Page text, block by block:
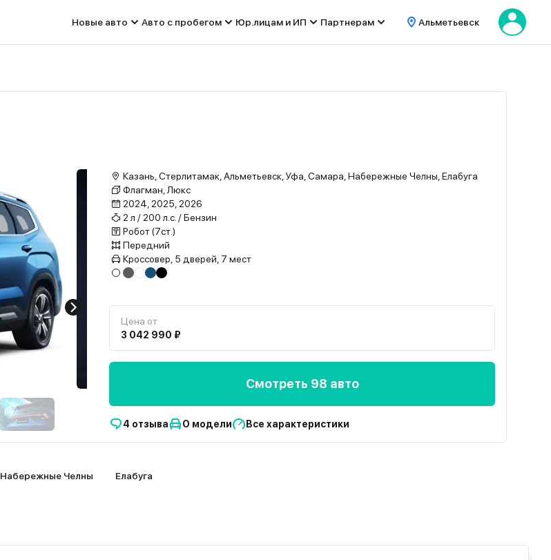
Новые авто Авто с пробегом Юр.лицам и ИП Партнерам Альметьевск
Казань, Стерлитамак, Альметьевск, Уфа, Самара, Набережные Челны, Елабуга
Флагман, Люкс
2024, 2025, 2026
2 л / 200 л.с. / Бензин
Робот (7ст.)
Передний
Кроссовер, 5 дверей, 7 мест
Цена от
3 042 990 ₽
Смотреть 98 авто
4 отзыва О модели Все характеристики
Набережные Челны Елабуга